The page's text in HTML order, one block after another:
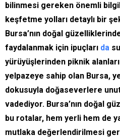
bilinmesi gereken önemli
keşfetme yolları detaylı bir
Bursa’nın doğal
faydalanmak için ipuçları da
yürüyüşlerinden piknik
yelpazeye sahip olan Bursa,
dokusuyla doğaseverlere
vadediyor. Bursa’nın doğal
bu rotalar, hem yerli hem de
mutlaka değerlendirilmesi